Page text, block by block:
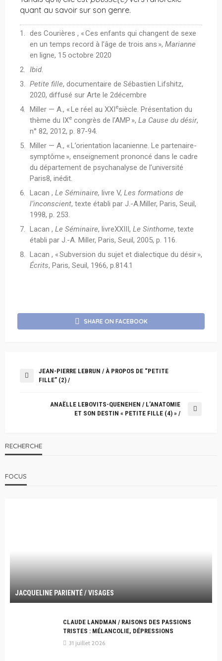
quant au savoir sur son genre.
des Courières , « Ces enfants qui changent de sexe
en un temps record à l’âge de trois ans », Marianne
en ligne, 15 octobre 2020
Ibid.
Petite fille, documentaire de Sébastien Lifshitz,
2020, diffusé sur Arte le 2décembre
Miller — A., « Le réel au XXIesiècle. Présentation du
thème du IXe congrès de l’AMP », La Cause du désir,
n° 82, 2012, p. 87-94.
Miller — A., « L’orientation lacanienne. Le partenaire-
symptôme », enseignement prononcé dans le cadre
du département de psychanalyse de l’université
Paris8, inédit.
Lacan , Le Séminaire, livre V, Les formations de
l’inconscient, texte établi par J.-A.Miller, Paris, Seuil,
1998, p. 253.
Lacan , Le Séminaire, livreXXIII, Le Sinthome, texte
établi par J.-A. Miller, Paris, Seuil, 2005, p. 116.
Lacan , « Subversion du sujet et dialectique du désir »,
Écrits, Paris, Seuil, 1966, p.814.1
SHARE ON FACEBOOK
JEAN-PIERRE LEBRUN / À PROPOS DE “PETITE
FILLE” (2) /
ANAËLLE LEBOVITS-QUENEHEN / L’ANATOMIE
ET SON DESTIN « PETITE FILLE (4) » /
RECHERCHE
FOCUS
JACQUELINE PARIENTÉ / VISAGES
CLAUDE LANDMAN / RAISONS DES PASSIONS
TRISTES : MÉLANCOLIE, DÉPRESSIONS
31 juillet 2026